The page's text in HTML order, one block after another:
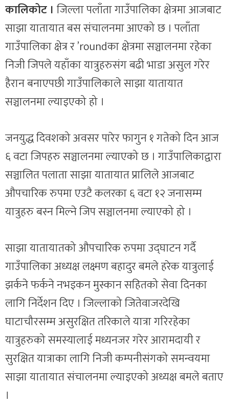
कालिकोट । जिल्ला पलाँता गाउँपालिका क्षेत्रमा आजबाट
साझा यातायात बस संचालनमा आएको छ । पलाँता
गाउँपालिका क्षेत्र र ’roundका क्षेत्रमा सञ्चालनमा रहेका
निजी जिपले यहाँका यात्रुहरुसंग बढी भाडा असुल गरेर
हैरान बनाएपछी गाउँपालिकाले साझा यातायात
सञ्चालनमा ल्याइएको हो ।
जनयुद्ध दिवशको अवसर पारेर फागुन १ गतेको दिन आज
६ वटा जिपहरु सञ्चालनमा ल्याएको छ । गाउँपालिकाद्वारा
सञ्चालित पलाता साझा यातायात प्रालिले आजबाट
औपचारिक रुपमा एउटै कलरका ६ वटा १२ जनासम्म
यात्रुहरु बस्न मिल्ने जिप सञ्चालनमा ल्याएको हो ।
साझा यातायातको औपचारिक रुपमा उद्घाटन गर्दै
गाउँपालिका अध्यक्ष लक्ष्मण बहादुर बमले हरेक यात्रुलाई
झर्कने फर्कने नभइकन मुस्कान सहितको सेवा दिनका
लागि निर्देशन दिए । जिल्लाको जितेवाजरदेखि
घाटाचौरसम्म असुरक्षित तरिकाले यात्रा गरिरहेका
यात्रुहरुको समस्यालाई मध्यनजर गरेर आरामदायी र
सुरक्षित यात्राका लागि निजी कम्पनीसंगको समन्वयमा
साझा यातायात संचालनमा ल्याइएको अध्यक्ष बमले बताए
।